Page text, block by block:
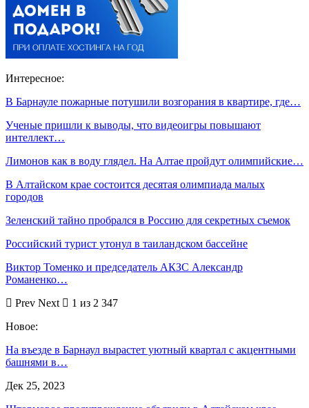
Интересное:
В Барнауле пожарные потушили возгорания в квартире, где…
Ученые пришли к выводы, что видеоигры повышают
интеллект…
Лимонов как в воду глядел. На Алтае пройдут олимпийские…
В Алтайском крае состоится десятая олимпиада малых
городов
Зеленский тайно пробрался в Россию для секретных съемок
Российский турист утонул в таиландском бассейне
Виктор Томенко и председатель АКЗС Александр
Романенко…
Prev Next
1 из 2 347
Новое:
На въезде в Барнаул вырастет уютный квартал с акцентными
башнями в…
Дек 25, 2023